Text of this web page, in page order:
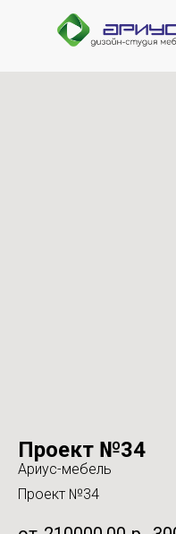
Проект №34
Ариус-мебель
Проект №34